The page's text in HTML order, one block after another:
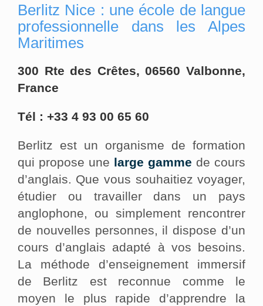
Berlitz Nice : une école de langue
professionnelle dans les Alpes
Maritimes
300 Rte des Crêtes, 06560 Valbonne,
France
Tél : +33 4 93 00 65 60
Berlitz est un organisme de formation
qui propose une large gamme de cours
d’anglais. Que vous souhaitiez voyager,
étudier ou travailler dans un pays
anglophone, ou simplement rencontrer
de nouvelles personnes, il dispose d’un
cours d’anglais adapté à vos besoins.
La méthode d’enseignement immersif
de Berlitz est reconnue comme le
moyen le plus rapide d’apprendre la